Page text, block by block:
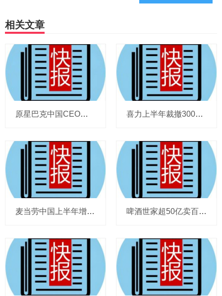
相关文章
原星巴克中国CEO蔡德粦掌舵恒隆，百胜中国完成必胜客内地所有权收购，泸溪河迎来反转，帝亚吉欧裁减岗位计划发布，秋天第一杯奶茶爆单 喜力上半年裁撤3000岗位，太古可口可乐总裁说饮料品类增长态势良好，华润饮料下半年要打三场关键战役，帝亚吉欧新帅努力应对白酒市场影响
麦当劳中国上半年增至8114家，达能CEO称现阶段更具进攻性，“小酒馆”海伦司盈警，现代牧业完成收购中国圣牧股权，茶颜悦色合肥首店开业 啤酒世家超50亿卖百威集团股份，宗庆后之子任新公司董事长，FIVE GUYS明年重点加密北京，三只松鼠华南总部入驻佛山，达能完成阿根廷合资